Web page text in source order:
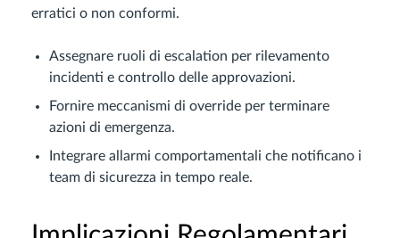
erratici o non conformi.
Assegnare ruoli di escalation per rilevamento
incidenti e controllo delle approvazioni.
Fornire meccanismi di override per terminare
azioni di emergenza.
Integrare allarmi comportamentali che notificano i
team di sicurezza in tempo reale.